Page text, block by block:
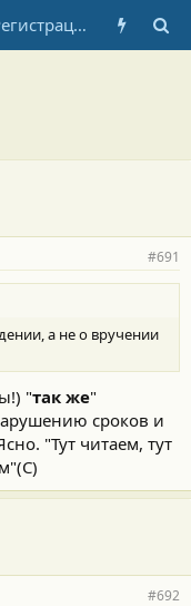
Регистрация
#691
а не о вручении
"так же"
сроков и
"Тут читаем, тут
#692